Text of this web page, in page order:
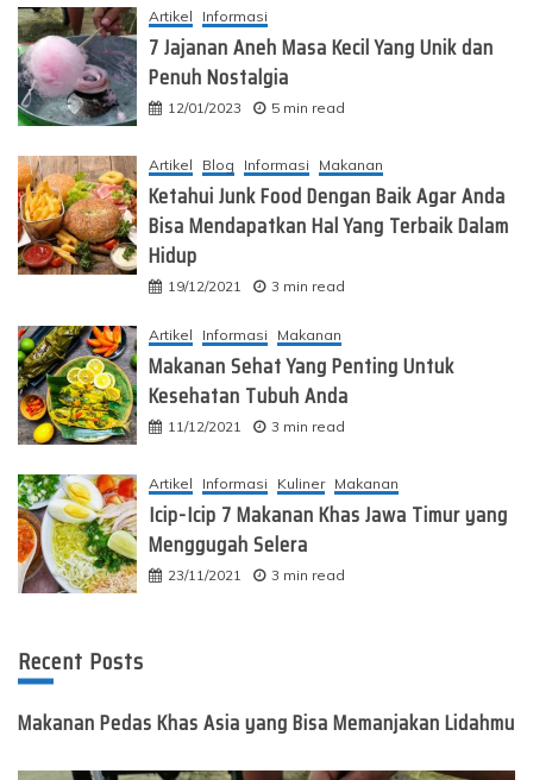
Artikel Informasi
7 Jajanan Aneh Masa Kecil Yang Unik dan
Penuh Nostalgia
12/01/2023 5 min read
Artikel Blog Informasi Makanan
Ketahui Junk Food Dengan Baik Agar Anda
Bisa Mendapatkan Hal Yang Terbaik Dalam
Hidup
19/12/2021 3 min read
Artikel Informasi Makanan
Makanan Sehat Yang Penting Untuk
Kesehatan Tubuh Anda
11/12/2021 3 min read
Artikel Informasi Kuliner Makanan
Icip-Icip 7 Makanan Khas Jawa Timur yang
Menggugah Selera
23/11/2021 3 min read
Recent Posts
Makanan Pedas Khas Asia yang Bisa Memanjakan Lidahmu